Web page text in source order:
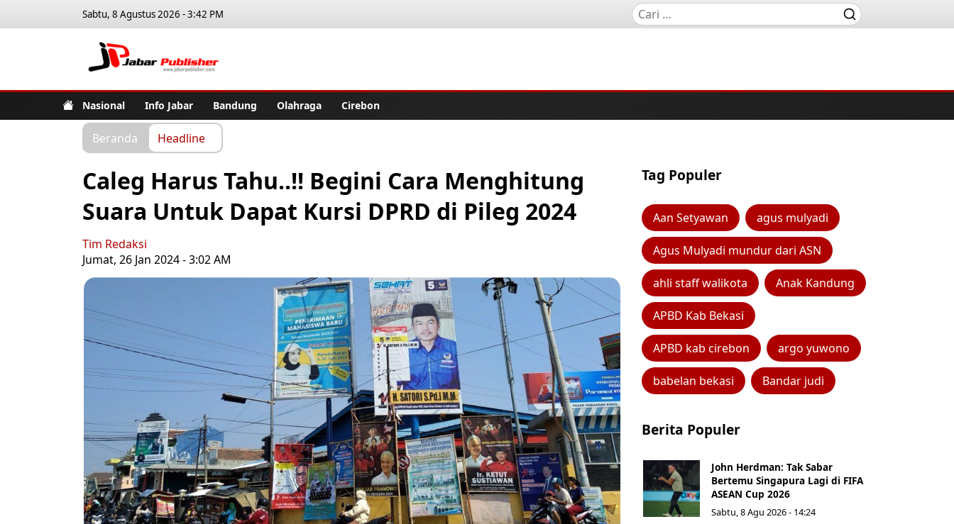
Sabtu, 8 Agustus 2026 - 3:42 PM
Nasional Info Jabar Bandung Olahraga Cirebon
Beranda Headline
Caleg Harus Tahu..!! Begini Cara Menghitung
Suara Untuk Dapat Kursi DPRD di Pileg 2024
Tim Redaksi
Jumat, 26 Jan 2024 - 3:02 AM
Tag Populer
Aan Setyawan agus mulyadi
Agus Mulyadi mundur dari ASN
ahli staff walikota Anak Kandung
APBD Kab Bekasi
APBD kab cirebon argo yuwono
babelan bekasi Bandar judi
Berita Populer
John Herdman: Tak Sabar
Bertemu Singapura Lagi di FIFA
ASEAN Cup 2026
Sabtu, 8 Agu 2026 - 14:24